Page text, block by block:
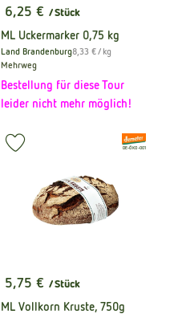
, Preis:
6,25 € / Stück
ML Uckermarker 0,75 kg
, Herkunft:
Land Brandenburg, Referenzpreis:
8,33 €/ kg
Mehrweg
Bestellung für diese Tour
leider nicht mehr möglich!
, Preis:
5,75 € / Stück
ML Vollkorn Kruste, 750g
, Verband:
, Kontrollstelle:
DE-ÖKO-001
Produkt zu Favouriten hinzufügen